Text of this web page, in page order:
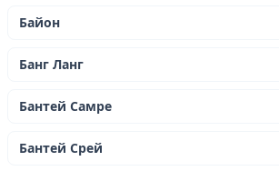
Байон
Банг Ланг
Бантей Самре
Бантей Срей